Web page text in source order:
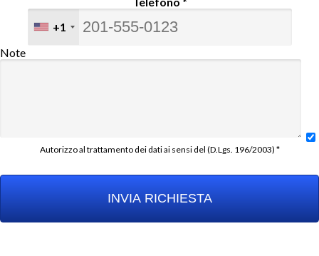
+1
Note
Autorizzo al trattamento dei dati ai sensi del (D.Lgs. 196/2003) *